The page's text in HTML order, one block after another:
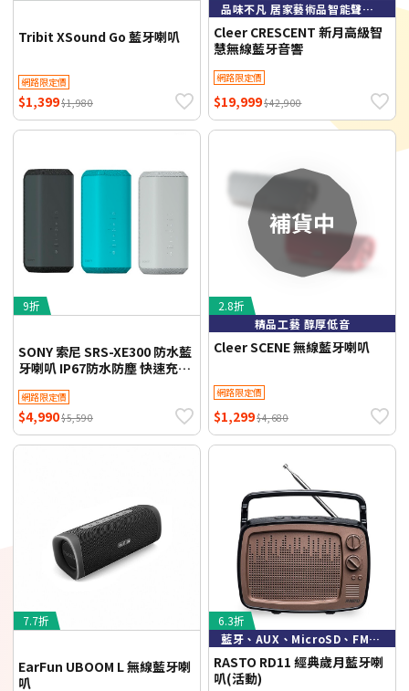
Tribit XSound Go 藍牙喇叭
網路限定價
$1,399$1,980
品味不凡 居家藝術品智能聲控音響
Cleer CRESCENT 新月高級智
慧無線藍牙音響
網路限定價
$19,999$42,900
9折
SONY 索尼 SRS-XE300 防水藍
牙喇叭 IP67防水防塵 快速充電
網路限定價
$4,990$5,590
2.8折
精品工藝 醇厚低音
Cleer SCENE 無線藍牙喇叭
網路限定價
$1,299$4,680
7.7折
EarFun UBOOM L 無線藍牙喇
叭
6.3折
藍牙、AUX、MicroSD、FM、USB多種模式
RASTO RD11 經典歲月藍牙喇
叭(活動)